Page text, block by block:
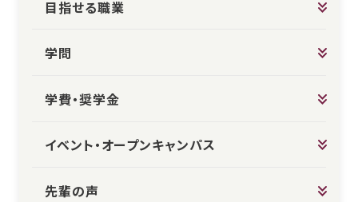
目指せる職業
学問
学費・奨学金
イベント・オープンキャンパス
先輩の声